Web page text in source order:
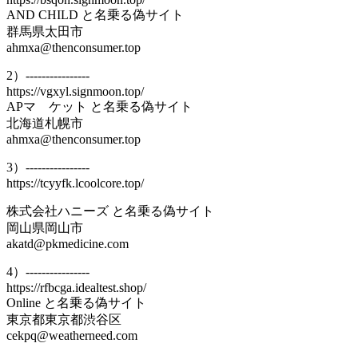
AND CHILD と名乗る偽サイト
群馬県太田市
ahmxa@thenconsumer.top
2）----------------
https://vgxyl.signmoon.top/
APマ ケット と名乗る偽サイト
北海道札幌市
ahmxa@thenconsumer.top
3）----------------
https://tcyyfk.lcoolcore.top/
株式会社ハニーズ と名乗る偽サイト
岡山県岡山市
akatd@pkmedicine.com
4）----------------
https://rfbcga.idealtest.shop/
Online と名乗る偽サイト
東京都東京都渋谷区
cekpq@weatherneed.com